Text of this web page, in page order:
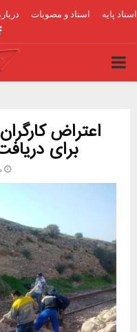
اسناد پایه اسناد و مصوبات
PRIMARY
اعتراض
برای